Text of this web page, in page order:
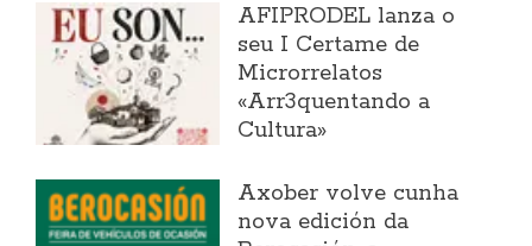
AFIPRODEL lanza o
seu I Certame de
Microrrelatos
«Arr3quentando a
Cultura»
Axober volve cunha
nova edición da